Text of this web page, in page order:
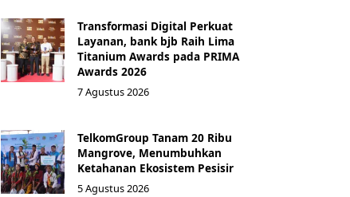
Transformasi Digital Perkuat
Layanan, bank bjb Raih Lima
Titanium Awards pada PRIMA
Awards 2026
7 Agustus 2026
TelkomGroup Tanam 20 Ribu
Mangrove, Menumbuhkan
Ketahanan Ekosistem Pesisir
5 Agustus 2026